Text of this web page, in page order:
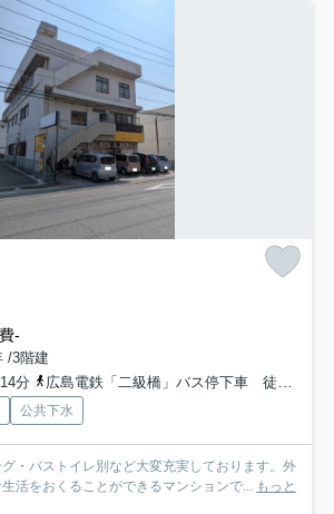
-
/3階建
分
広島電鉄「二級橋」バス停下車 徒歩3分
公共下水
・バストイレ別など大変充実しております。外
活をおくることができるマンションで... もっと